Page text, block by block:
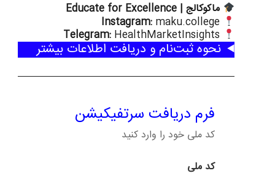
ماکوکالج | Educate for Excellence
Instagram: maku.college
Telegram: HealthMarketInsights
نحوه ثبت‌نام و دریافت اطلاعات بیشتر
فرم دریافت سرتفیکیشن
کد ملی خود را وارد کنید
کد ملی